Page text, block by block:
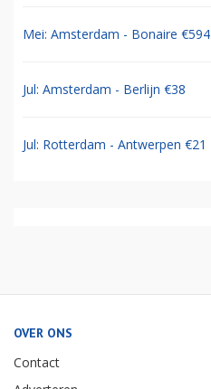
Mei: Amsterdam - Bonaire €594
Jul: Amsterdam - Berlijn €38
Jul: Rotterdam - Antwerpen €21
OVER ONS
Contact